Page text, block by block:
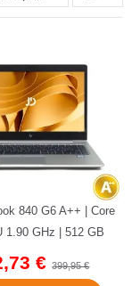
840 G6 A++ | Core
1.90 GHz | 512 GB
GB DDR4 | 14" |...
€399,95 €